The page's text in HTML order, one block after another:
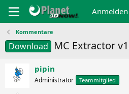
Anmelden
Kommentare
Download MC Extractor
pipin
Administrator Teammitglied